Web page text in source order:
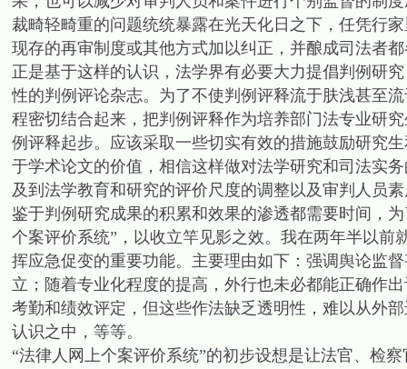
裁畸轻畸重的问题统统暴露在光天化日之下，任凭行
现存的再审制度或其他方式加以纠正，并酿成司法者
正是基于这样的认识，法学界有必要大力提倡判例研
性的判例评论杂志。为了不使判例评释流于肤浅甚至
程密切结合起来，把判例评释作为培养部门法专业研
例评释起步。应该采取一些切实有效的措施鼓励研究
于学术论文的价值，相信这样做对法学研究和司法实
及到法学教育和研究的评价尺度的调整以及审判人员
鉴于判例研究成果的积累和效果的渗透都需要时间，
个案评价系统”，以收立竿见影之效。我在两年半以
挥应急促变的重要功能。主要理由如下：强调舆论监
立；随着专业化程度的提高，外行也未必都能正确作
考勤和绩效评定，但这些作法缺乏透明性，难以从外
认识之中，等等。
“法律人网上个案评价系统”的初步设想是让法官、检